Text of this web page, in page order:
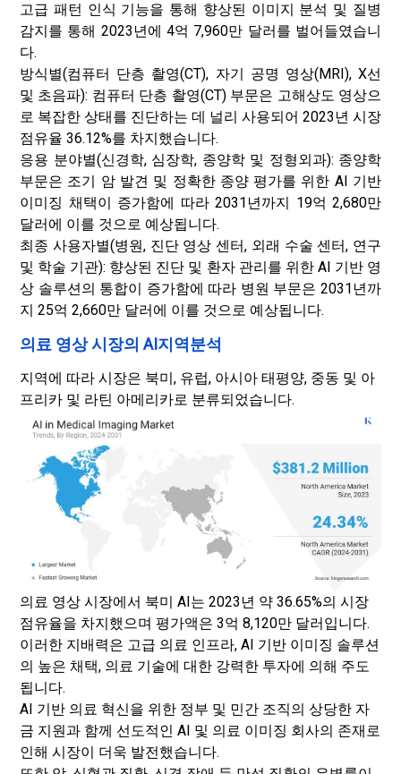
고급 패턴 인식 기능을 통해 향상된 이미지 분석 및 질병
감지를 통해 2023년에 4억 7,960만 달러를 벌어들였습니
다.
방식별(컴퓨터 단층 촬영(CT), 자기 공명 영상(MRI), X선
및 초음파): 컴퓨터 단층 촬영(CT) 부문은 고해상도 영상으
로 복잡한 상태를 진단하는 데 널리 사용되어 2023년 시장
점유율 36.12%를 차지했습니다.
응용 분야별(신경학, 심장학, 종양학 및 정형외과): 종양학
부문은 조기 암 발견 및 정확한 종양 평가를 위한 AI 기반
이미징 채택이 증가함에 따라 2031년까지 19억 2,680만
달러에 이를 것으로 예상됩니다.
최종 사용자별(병원, 진단 영상 센터, 외래 수술 센터, 연구
및 학술 기관): 향상된 진단 및 환자 관리를 위한 AI 기반 영
상 솔루션의 통합이 증가함에 따라 병원 부문은 2031년까
지 25억 2,660만 달러에 이를 것으로 예상됩니다.
의료 영상 시장의 AI지역분석
지역에 따라 시장은 북미, 유럽, 아시아 태평양, 중동 및 아
프리카 및 라틴 아메리카로 분류되었습니다.
의료 영상 시장에서 북미 AI는 2023년 약 36.65%의 시장
점유율을 차지했으며 평가액은 3억 8,120만 달러입니다.
이러한 지배력은 고급 의료 인프라, AI 기반 이미징 솔루션
의 높은 채택, 의료 기술에 대한 강력한 투자에 의해 주도
됩니다.
AI 기반 의료 혁신을 위한 정부 및 민간 조직의 상당한 자
금 지원과 함께 선도적인 AI 및 의료 이미징 회사의 존재로
인해 시장이 더욱 발전했습니다.